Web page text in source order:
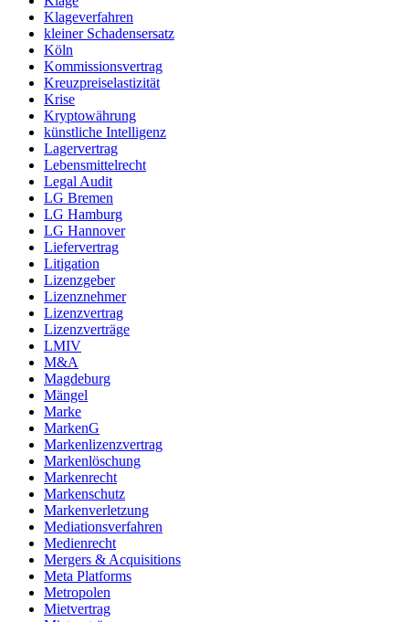
Klageverfahren
kleiner Schadensersatz
Köln
Kommissionsvertrag
Kreuzpreiselastizität
Krise
Kryptowährung
künstliche Intelligenz
Lagervertrag
Lebensmittelrecht
Legal Audit
LG Bremen
LG Hamburg
LG Hannover
Liefervertrag
Litigation
Lizenzgeber
Lizenznehmer
Lizenzvertrag
Lizenzverträge
LMIV
M&A
Magdeburg
Mängel
Marke
MarkenG
Markenlizenzvertrag
Markenlöschung
Markenrecht
Markenschutz
Markenverletzung
Mediationsverfahren
Medienrecht
Mergers & Acquisitions
Meta Platforms
Metropolen
Mietvertrag